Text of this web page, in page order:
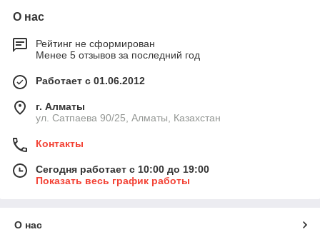
О нас
Рейтинг не сформирован
Менее 5 отзывов за последний год
Работает с 01.06.2012
г. Алматы
ул. Сатпаева 90/25, Алматы, Казахстан
Контакты
Сегодня работает с 10:00 до 19:00
Показать весь график работы
О нас